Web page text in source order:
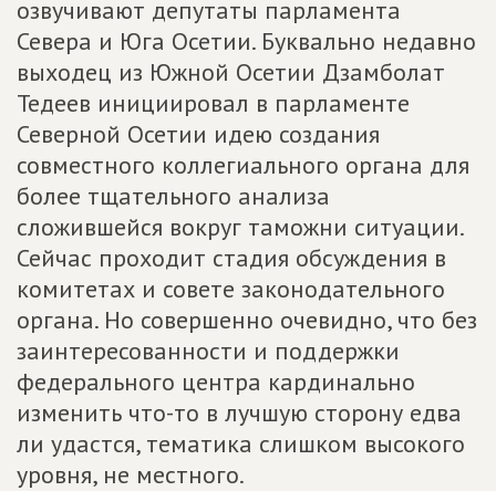
озвучивают депутаты парламента
Севера и Юга Осетии. Буквально недавно
выходец из Южной Осетии Дзамболат
Тедеев инициировал в парламенте
Северной Осетии идею создания
совместного коллегиального органа для
более тщательного анализа
сложившейся вокруг таможни ситуации.
Сейчас проходит стадия обсуждения в
комитетах и совете законодательного
органа. Но совершенно очевидно, что без
заинтересованности и поддержки
федерального центра кардинально
изменить что-то в лучшую сторону едва
ли удастся, тематика слишком высокого
уровня, не местного.